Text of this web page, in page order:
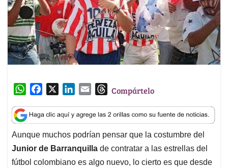
W
a
t
s
A
p
c
e
b
o
o
n
k
e
d
I
a
i
l
T
r
e
a
d
s
Compártelo
Aunque muchos podrían pensar que la costumbre del
Junior de Barranquilla de contratar a las estrellas del
fútbol colombiano es algo nuevo, lo cierto es que desde